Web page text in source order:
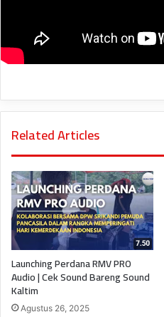
Related Articles
Launching Perdana RMV PRO
Audio | Cek Sound Bareng Sound
Kaltim
Agustus 26, 2025